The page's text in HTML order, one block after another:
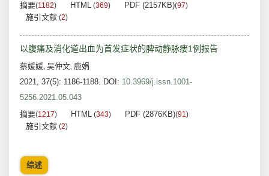
摘要(1182) HTML (369) PDF (2157KB)(97)
施引文献 (2)
以腹痛及消化道出血为首发症状的脾动静脉瘘1例报告
蔡媛媛, 吴仲文, 鹿娟
2021, 37(5): 1186-1188. DOI: 10.3969/j.issn.1001-
5256.2021.05.043
摘要(1217) HTML (343) PDF (2876KB)(91)
施引文献 (2)
综述